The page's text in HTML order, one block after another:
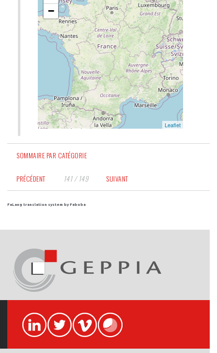
SOMMAIRE PAR CATÉGORIE
PRÉCÉDENT 141 / 149 SUIVANT
FaLang translation system by Faboba